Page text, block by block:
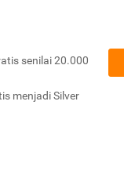
senilai 20.000
menjadi Silver